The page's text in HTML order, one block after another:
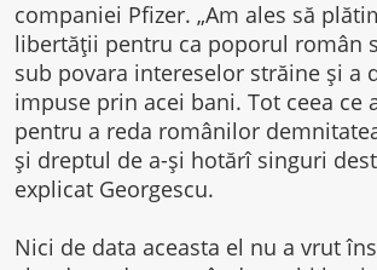
companiei Pfizer. „Am ales să
libertății pentru ca poporul român
sub povara intereselor străine și a
impuse prin acei bani. Tot ceea ce
pentru a reda românilor
și dreptul de a-și hotărî singuri
explicat Georgescu.
Nici de data aceasta el nu a vrut